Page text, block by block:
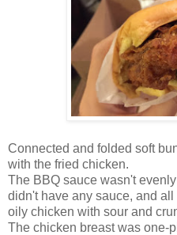
Connected and folded soft
with the fried chicken.
The BBQ sauce wasn't
didn't have any sauce, and
oily chicken with sour and
The chicken breast was one-